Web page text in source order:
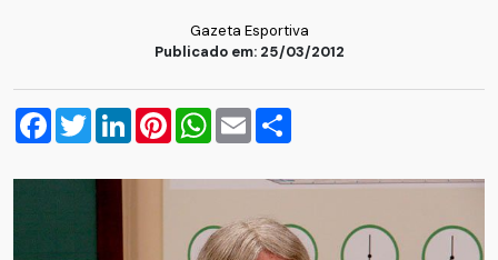
Gazeta Esportiva
Publicado em: 25/03/2012
Facebook
TwitterLinkedInPinterestWhatsApp
Email